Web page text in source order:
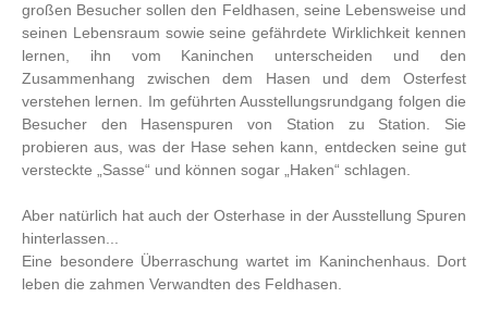
großen Besucher sollen den Feldhasen, seine Lebensweise und
seinen Lebensraum sowie seine gefährdete Wirklichkeit kennen
lernen, ihn vom Kaninchen unterscheiden und den
Zusammenhang zwischen dem Hasen und dem Osterfest
verstehen lernen. Im geführten Ausstellungsrundgang folgen die
Besucher den Hasenspuren von Station zu Station. Sie
probieren aus, was der Hase sehen kann, entdecken seine gut
versteckte „Sasse“ und können sogar „Haken“ schlagen.
Aber natürlich hat auch der Osterhase in der Ausstellung Spuren
hinterlassen...
Eine besondere Überraschung wartet im Kaninchenhaus. Dort
leben die zahmen Verwandten des Feldhasen.